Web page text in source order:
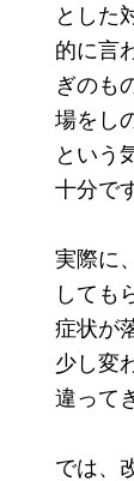
とした
的に言
ぎのも
場をし
という
十分で
実際に
しても
症状が
少し変
違って
では、